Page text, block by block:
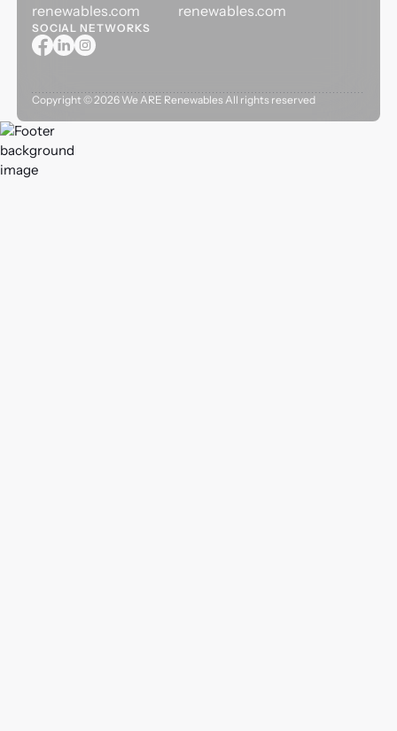
renewables.com
renewables.com
SOCIAL NETWORKS
Copyright ©2026We ARE Renewables All rights reserved